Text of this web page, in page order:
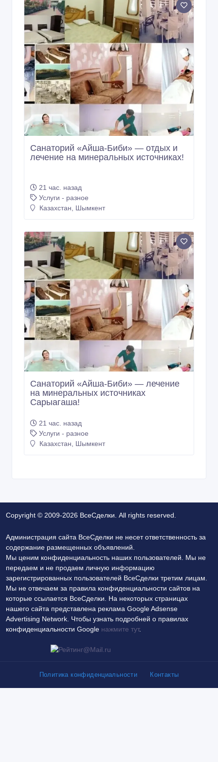
Санаторий «Aйша-Биби» — отдых и
лечение на минеральных источниках!
21 час. назад
Услуги - разное
Казахстан, Шымкент
Санаторий «Айша-Биби» — лечение
на минеральных источниках
Сарыагаша!
21 час. назад
Услуги - разное
Казахстан, Шымкент
Copyright © 2009-2026 ВсеСделки. All rights reserved.
Администрация сайта ВсеСделки не несет ответственность за
содержание размещенных объявлений.
Мы ценим конфиденциальность наших пользователей. Мы не
передаем и не продаем личную информацию
зарегистрированных пользователей ВсеСделки третим лицам.
Мы не отвечаем за правила конфиденциальности сайтов на
которые ссылается ВсеСделки. На некоторых страницах
нашего сайта представлена реклама Google Adsense
Advertising Network. Чтобы узнать подробней о правилах
конфиденциальности Google нажмите тут.
Политика конфиденциальности Контакты